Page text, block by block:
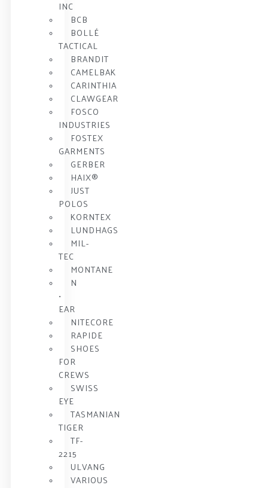
INC
BCB
BOLLÉ
TACTICAL
BRANDIT
CAMELBAK
CARINTHIA
CLAWGEAR
FOSCO
INDUSTRIES
FOSTEX
GARMENTS
GERBER
HAIX®
JUST
POLOS
KORNTEX
LUNDHAGS
MIL-
TEC
MONTANE
N
•
EAR
NITECORE
RAPIDE
SHOES
FOR
CREWS
SWISS
EYE
TASMANIAN
TIGER
TF-
2215
ULVANG
VARIOUS